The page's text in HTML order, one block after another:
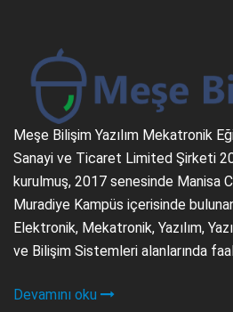
Meşe Bilişim Yazılım Mekatronik
Sanayi ve Ticaret Limited Şirketi
kurulmuş, 2017 senesinde Manisa
Muradiye Kampüs içerisinde
Elektronik, Mekatronik, Yazılım,
ve Bilişim Sistemleri alanlarında
Devamını oku